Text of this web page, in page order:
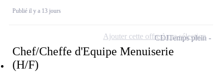
Publié il y a 13 jours
Chef/Cheffe d'Equipe Menuiserie
(H/F)
CDITemps plein
Ajouter cette offre à ma sélection